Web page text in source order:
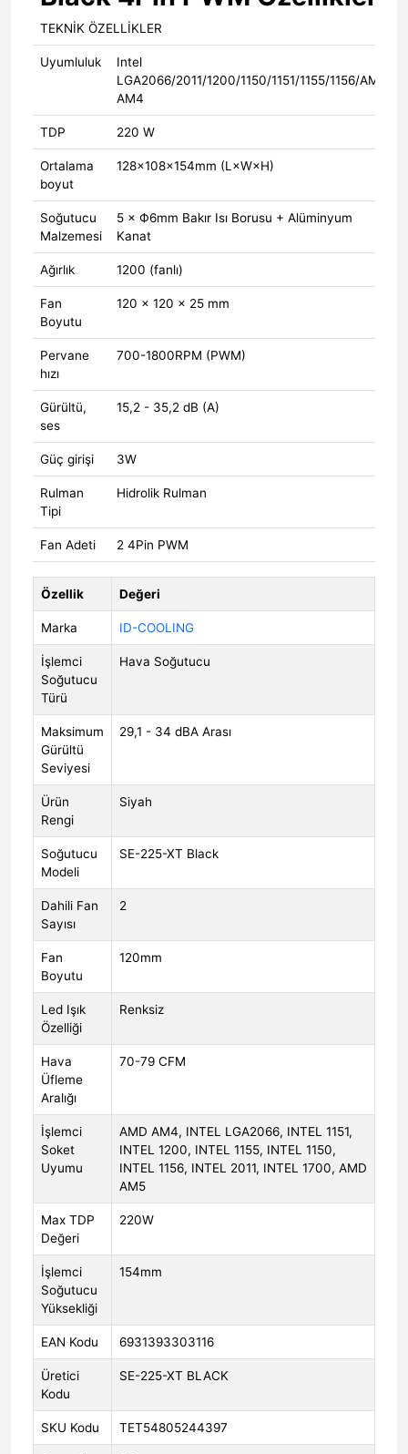
TEKNİK ÖZELLİKLER
Uyumluluk
Intel
LGA2066/2011/1200/1150/1151/1155/1156/AMD
AM4
TDP 220 W
Ortalama
boyut
128x108x154mm (L×W×H)
Soğutucu
Malzemesi
5 × Ф6mm Bakır Isı Borusu + Alüminyum
Kanat
Ağırlık 1200 (fanlı)
Fan
Boyutu
120 × 120 × 25 mm
Pervane
hızı
700-1800RPM (PWM)
Gürültü,
ses
15,2 - 35,2 dB (A)
Güç girişi 3W
Rulman
Tipi
Hidrolik Rulman
Fan Adeti 2 4Pin PWM
Özellik Değeri
Marka ID-COOLING
İşlemci
Soğutucu
Türü
Hava Soğutucu
Maksimum
Gürültü
Seviyesi
29,1 - 34 dBA Arası
Ürün
Rengi
Siyah
Soğutucu
Modeli
SE-225-XT Black
Dahili Fan
Sayısı
2
Fan
Boyutu
120mm
Led Işık
Özelliği
Renksiz
Hava
Üfleme
Aralığı
70-79 CFM
İşlemci
Soket
Uyumu
AMD AM4, INTEL LGA2066, INTEL 1151,
INTEL 1200, INTEL 1155, INTEL 1150,
INTEL 1156, INTEL 2011, INTEL 1700, AMD
AM5
Max TDP
Değeri
220W
İşlemci
Soğutucu
Yüksekliği
154mm
EAN Kodu 6931393303116
Üretici
Kodu
SE-225-XT BLACK
SKU Kodu TET54805244397